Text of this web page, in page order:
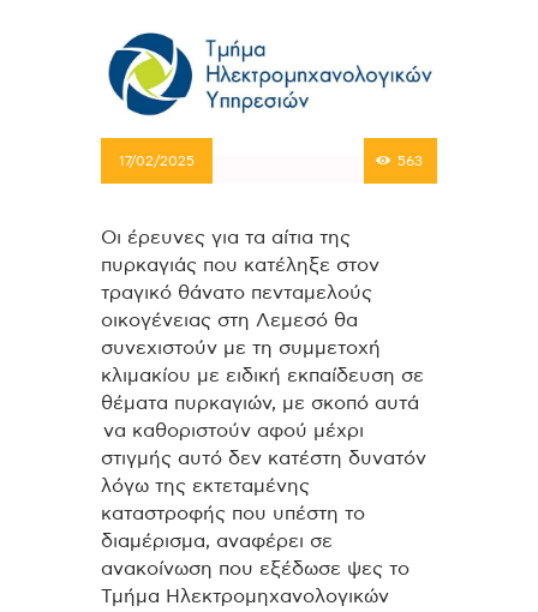
17/02/2025 563
Οι έρευνες για τα αίτια της
πυρκαγιάς που κατέληξε στον
τραγικό θάνατο πενταμελούς
οικογένειας στη Λεμεσό θα
συνεχιστούν με τη συμμετοχή
κλιμακίου με ειδική εκπαίδευση σε
θέματα πυρκαγιών, με σκοπό αυτά
να καθοριστούν αφού μέχρι
στιγμής αυτό δεν κατέστη δυνατόν
λόγω της εκτεταμένης
καταστροφής που υπέστη το
διαμέρισμα, αναφέρει σε
ανακοίνωση που εξέδωσε ψες το
Τμήμα Ηλεκτρομηχανολογικών